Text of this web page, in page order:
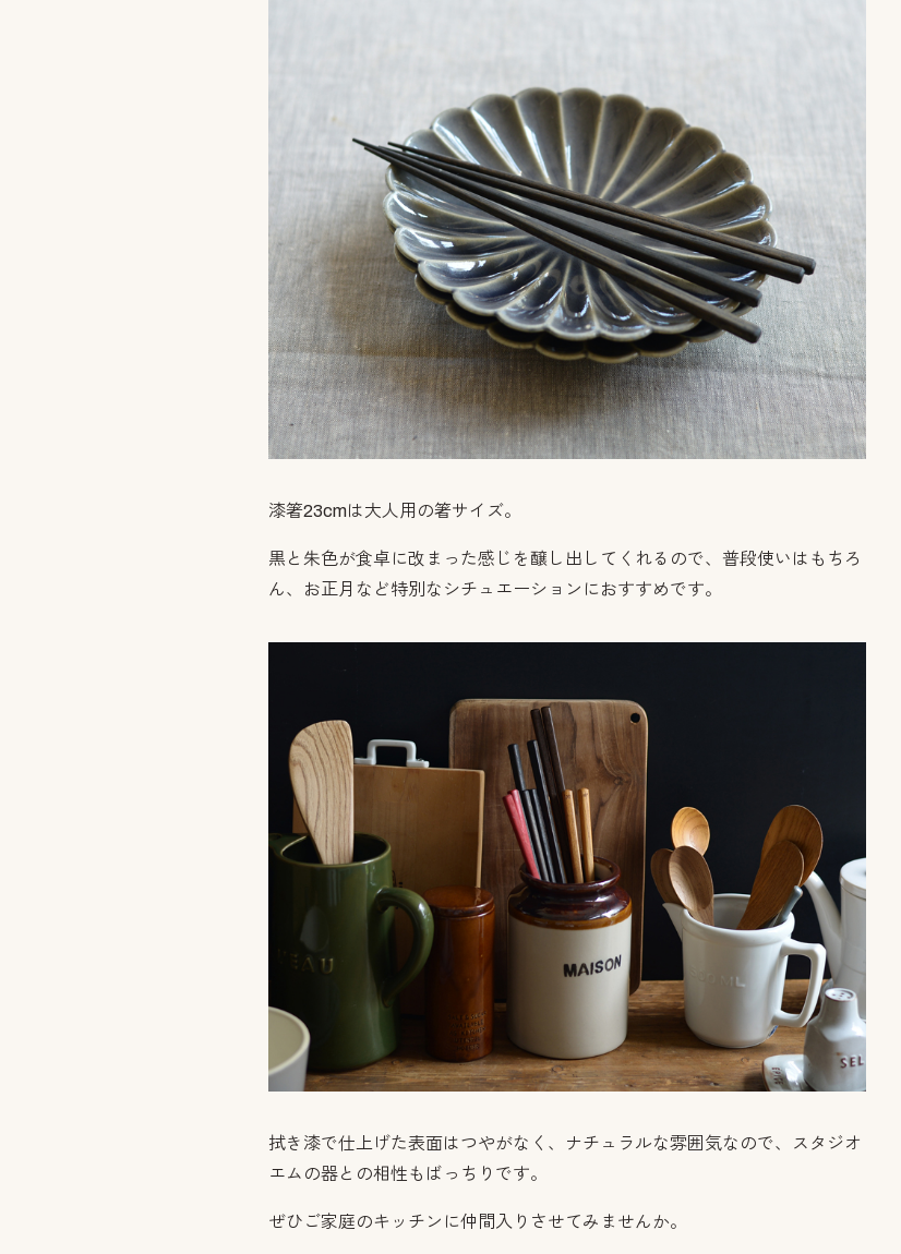
漆箸23cmは大人用の箸サイズ。
黒と朱色が食卓に改まった感じを醸し出してくれるので、普段使いはもちろ
ん、お正月など特別なシチュエーションにおすすめです。
拭き漆で仕上げた表面はつやがなく、ナチュラルな雰囲気なので、スタジオ
エムの器との相性もばっちりです。
ぜひご家庭のキッチンに仲間入りさせてみませんか。